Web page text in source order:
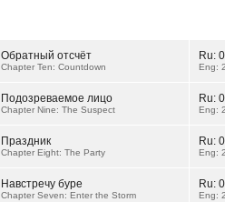
Обратный отсчёт
Chapter Ten: Countdown
Ru:
Eng:
Подозреваемое лицо
Chapter Nine: The Suspect
Ru:
Eng:
Праздник
Chapter Eight: The Party
Ru:
Eng:
Навстречу буре
Chapter Seven: Enter the Storm
Ru:
Eng: